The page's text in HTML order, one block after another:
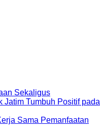
Sekaligus
Jatim Tumbuh Positif pada
Sama Pemanfaatan